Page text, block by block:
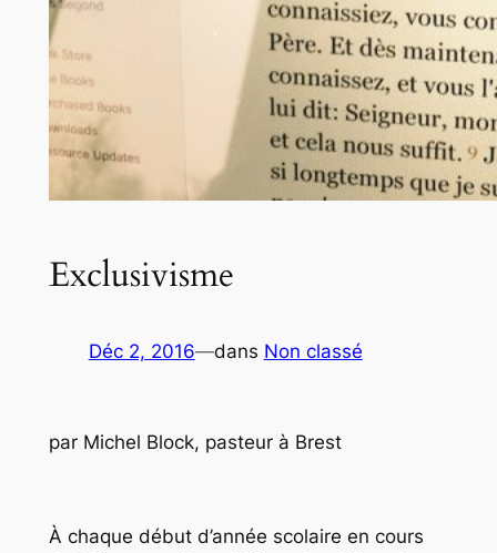
Exclusivisme
Déc 2, 2016—dans Non classé
par Michel Block, pasteur à Brest
À chaque début d’année scolaire en cours